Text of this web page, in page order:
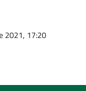
2021, 17:20